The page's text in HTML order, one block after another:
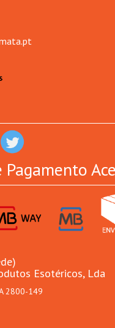
Pagamento
Esotéricos, Lda
2800-149